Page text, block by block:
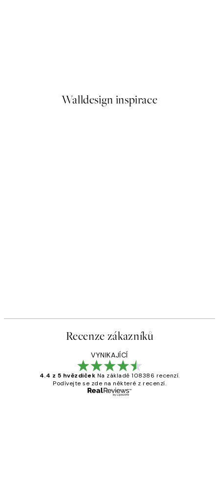
Walldesign inspirace
Recenze zákazníků
VYNIKAJÍCÍ
4.4 z 5 hvězdiček Na základě 108386 recenzí.
Podívejte se zde na některé z recenzí.